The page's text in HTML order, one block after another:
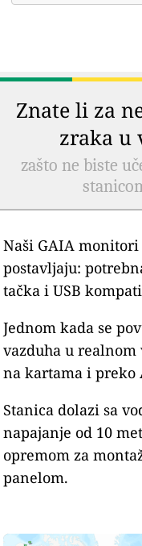
Znate li za
zraka u
zašto ne biste
Naši GAIA
postavljaju:
tačka i USB
Jednom kada se
vazduha u
na kartama i preko
Stanica dolazi sa
napajanje od 10
opremom za
panelom.